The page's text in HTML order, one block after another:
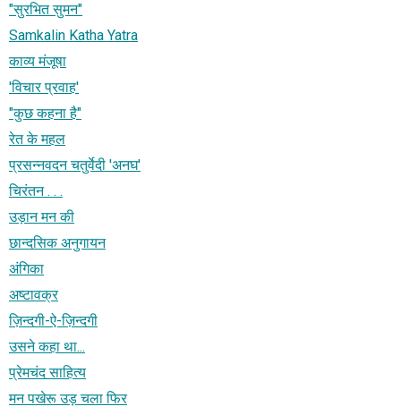
"सुरभित सुमन"
Samkalin Katha Yatra
काव्य मंजूषा
'विचार प्रवाह'
"कुछ कहना है"
रेत के महल
प्रसन्नवदन चतुर्वेदी 'अनघ'
चिरंतन . . .
उड़ान मन की
छान्दसिक अनुगायन
अंगिका
अष्टावक्र
ज़िन्दगी-ऐ-ज़िन्दगी
उसने कहा था...
प्रेमचंद साहित्य
मन पखेरू उड़ चला फिर